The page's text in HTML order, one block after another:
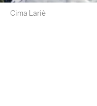
Cima Lariè